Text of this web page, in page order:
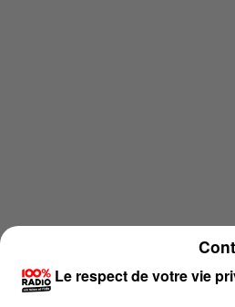
Le respect de votre vie